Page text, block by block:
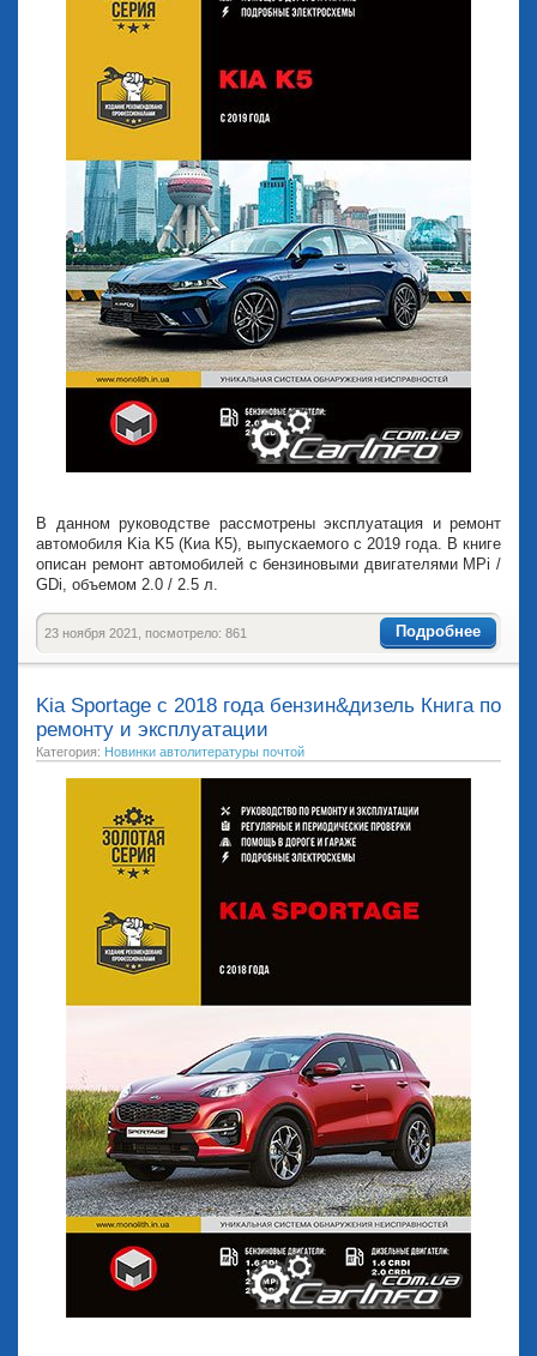
В данном руководстве рассмотрены эксплуатация и ремонт
автомобиля Kia K5 (Киа К5), выпускаемого с 2019 года. В книге
описан ремонт автомобилей с бензиновыми двигателями MPi /
GDi, объемом 2.0 / 2.5 л.
Подробнее
23 ноября 2021, посмотрело: 861
Kia Sportage с 2018 года бензин&дизель Книга по
ремонту и эксплуатации
Категория: Новинки автолитературы почтой